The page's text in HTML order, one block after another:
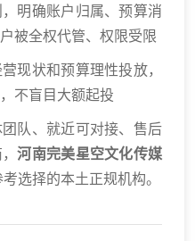
明确账户归属、预算消
被全权代管、权限受限
现状和预算理性投放，
不盲目大额起投
队、就近可对接、售后
，河南完美星空文化传媒
选择的本土正规机构。